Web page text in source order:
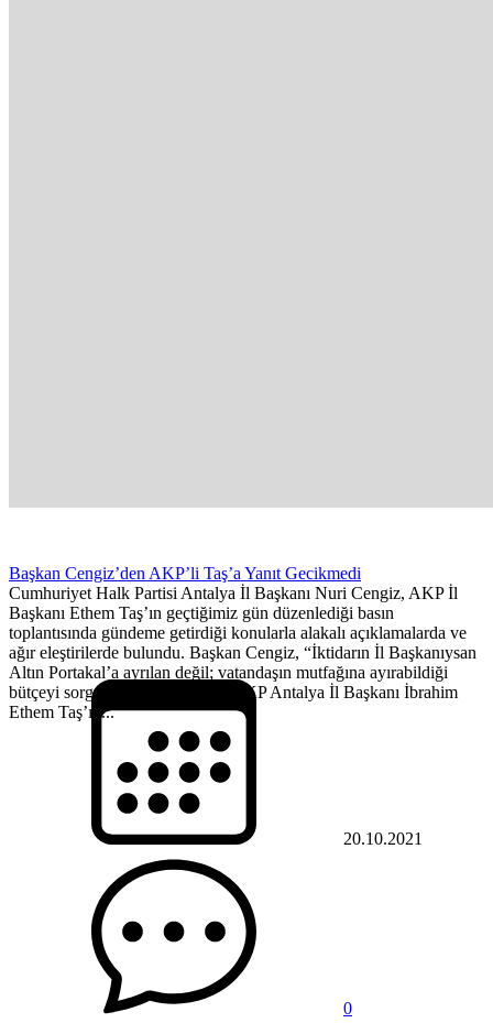
Başkan Cengiz’den AKP’li Taş’a Yanıt Gecikmedi
Cumhuriyet Halk Partisi Antalya İl Başkanı Nuri Cengiz, AKP İl
Başkanı Ethem Taş’ın geçtiğimiz gün düzenlediği basın
toplantısında gündeme getirdiği konularla alakalı açıklamalarda ve
ağır eleştirilerde bulundu. Başkan Cengiz, “İktidarın İl Başkanıysan
Altın Portakal’a ayrılan değil; vatandaşın mutfağına ayırabildiği
bütçeyi sorgulaman lazım” dedi AKP Antalya İl Başkanı İbrahim
Ethem Taş’ın...
20.10.2021
0